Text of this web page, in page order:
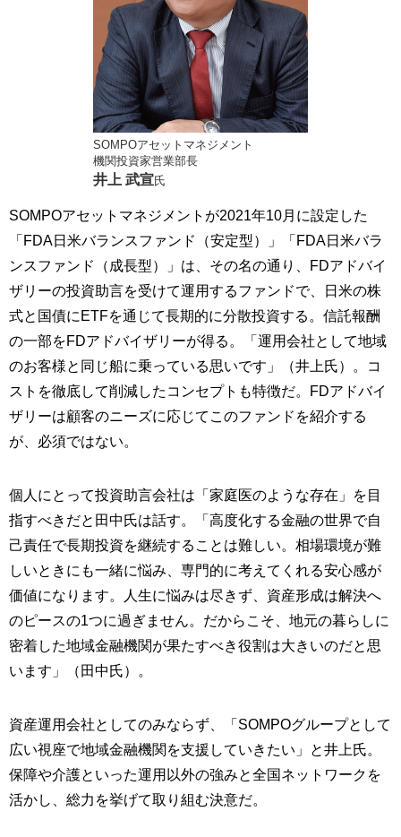
SOMPOアセットマネジメント
機関投資家営業部長
井上 武宣氏
SOMPOアセットマネジメントが2021年10月に設定した
「FDA日米バランスファンド（安定型）」「FDA日米バラ
ンスファンド（成長型）」は、その名の通り、FDアドバイ
ザリーの投資助言を受けて運用するファンドで、日米の株
式と国債にETFを通じて長期的に分散投資する。信託報酬
の一部をFDアドバイザリーが得る。「運用会社として地域
のお客様と同じ船に乗っている思いです」（井上氏）。コ
ストを徹底して削減したコンセプトも特徴だ。FDアドバイ
ザリーは顧客のニーズに応じてこのファンドを紹介する
が、必須ではない。
個人にとって投資助言会社は「家庭医のような存在」を目
指すべきだと田中氏は話す。「高度化する金融の世界で自
己責任で長期投資を継続することは難しい。相場環境が難
しいときにも一緒に悩み、専門的に考えてくれる安心感が
価値になります。人生に悩みは尽きず、資産形成は解決へ
のピースの1つに過ぎません。だからこそ、地元の暮らしに
密着した地域金融機関が果たすべき役割は大きいのだと思
います」（田中氏）。
資産運用会社としてのみならず、「SOMPOグループとして
広い視座で地域金融機関を支援していきたい」と井上氏。
保障や介護といった運用以外の強みと全国ネットワークを
活かし、総力を挙げて取り組む決意だ。